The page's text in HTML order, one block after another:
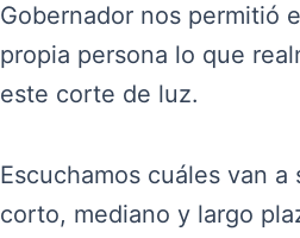
Gobernador nos permitió
propia persona lo que
este corte de luz.
Escuchamos cuáles van a
corto, mediano y largo